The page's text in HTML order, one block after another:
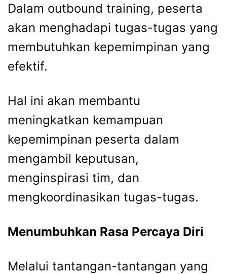
Dalam outbound training, peserta
akan menghadapi tugas-tugas yang
membutuhkan kepemimpinan yang
efektif.
Hal ini akan membantu
meningkatkan kemampuan
kepemimpinan peserta dalam
mengambil keputusan,
menginspirasi tim, dan
mengkoordinasikan tugas-tugas.
Menumbuhkan Rasa Percaya Diri
Melalui tantangan-tantangan yang